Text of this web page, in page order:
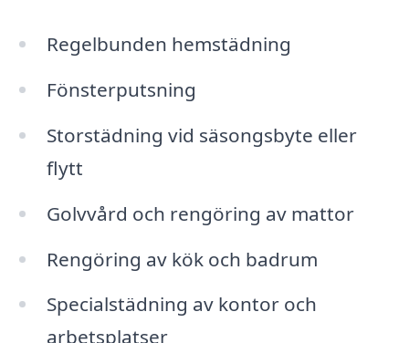
Regelbunden hemstädning
Fönsterputsning
Storstädning vid säsongsbyte eller
flytt
Golvvård och rengöring av mattor
Rengöring av kök och badrum
Specialstädning av kontor och
arbetsplatser